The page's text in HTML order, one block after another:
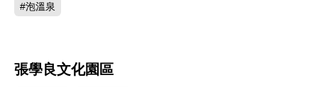
#泡溫泉
張學良文化園區